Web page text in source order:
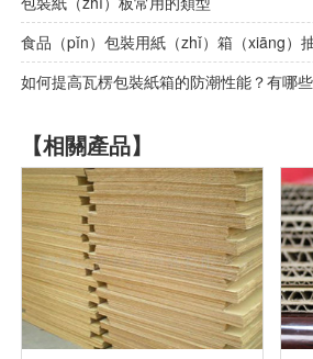
食品（pǐn）包裝用紙（zhǐ）箱（xiāng）
如何提高瓦楞包裝紙箱的防潮性能？有哪
【相關產品】